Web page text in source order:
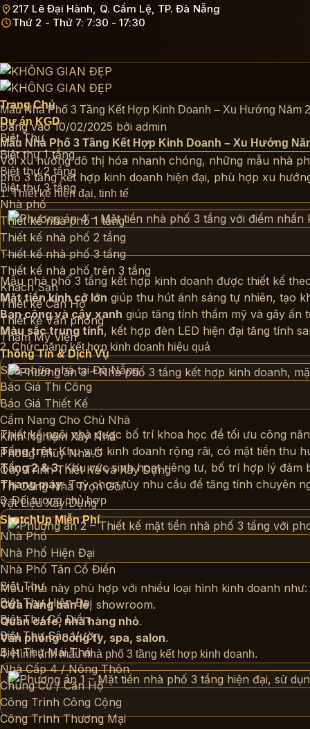
Bỏ
qua
217 Lê Đại Hành, Q. Cẩm Lệ, TP. Đà Nẵng
Thứ 2 - Thứ 7: 7:30 - 17:30
Trang Chủ
Dự án KGD
Biệt Thự
Biệt thự 1 tầng
Biệt thự 2 tầng
Biệt thự 3 tầng
Nhà phố
Thiết kế nhà phố 1 tầng
Thiết kế nhà phố 2 tầng
Thiết kế nhà phố 3 tầng
Thiết kế nhà phố trên 3 tầng
Khách Sạn
Thiết kế Căn Hộ
Thiết kế Văn phòng
Thẩm Mỹ Viện
Thông Tin & Dịch Vụ
Sửa chữa nhà tại Đà Nẵng
Báo Giá Thi Công
Báo Giá Thiết Kế
Cẩm Nang Cho Chủ Nhà
Kinh Nghiệm Xây Nhà
Phong Thủy Nhà Ở
Quy Trình Thiết Kế và Xây Dựng
Thi Công Nhà Trọn Gói
Vật Liệu Xây Dựng
SketchUp Miễn Phí
Nhà Phố
Nhà Phố Hiện Đại
Nhà Phố Tân Cổ Điển
Biệt Thự
Biệt Thự Hiện Đại
Biệt Thự Cổ Điển
Biệt Thự Sân Vườn
Biệt Thự Mái Thái
Nhà Cấp 4 / Nông Thôn
Chung Cư / Căn Hộ
Công Trình Công Cộng
Công Trình Thương Mại
Mẫu Nhà Phố 3 Tầng Kết Hợp Kinh Doanh – Xu Hướng Năm
Đăng vào10/02/2025 bởi admin
Mẫu Nhà Phố 3 Tầng Kết Hợp Kinh Doanh – Xu Hướng
Với xu hướng đô thị hóa nhanh chóng, những mẫu nhà
phố 3 tầng kết hợp kinh doanh hiện đại, phù hợp xu
1. Thiết kế hiện đại, tinh tế
Mẫu nhà phố 3 tầng kết hợp kinh doanh được thiết kế
Mặt tiền kính cỡ lớn giúp thu hút ánh sáng tự nhiên, tạo
Ban công và cây xanh giúp tăng tính thẩm mỹ và gây ấn
Màu sắc trung tính, kết hợp đèn LED hiện đại tăng tính
2. Chức năng kết hợp kinh doanh hiệu quả
Thiết kế ngôi nhà được bố trí khoa học để tối ưu công
Tầng trệt: Khu vực kinh doanh rộng rãi, có mặt tiền thu
Tầng 2 & 3: Khu vực sinh hoạt riêng tư, bố trí hợp lý đảm
Thang máy: Tuỳ chọn tùy nhu cầu để tăng tính chuyên
3. Đối tượng phù hợp
Mẫu nhà này phù hợp với nhiều loại hình kinh doanh như:
Cửa hàng bán lẻ, showroom.
Quán cafe, nhà hàng nhỏ.
Văn phòng công ty, spa, salon.
4. Hình ảnh mẫu nhà phố 3 tầng kết hợp kinh doanh.